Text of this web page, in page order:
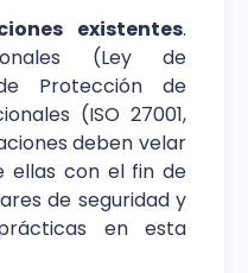
existentes.
(Ley de
Protección de
(ISO 27001,
deben velar
ellas con el fin de
de seguridad y
en esta